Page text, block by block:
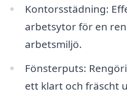
Kontorsstädning:
arbetsytor för en
arbetsmiljö.
Fönsterputs:
ett klart och fräscht